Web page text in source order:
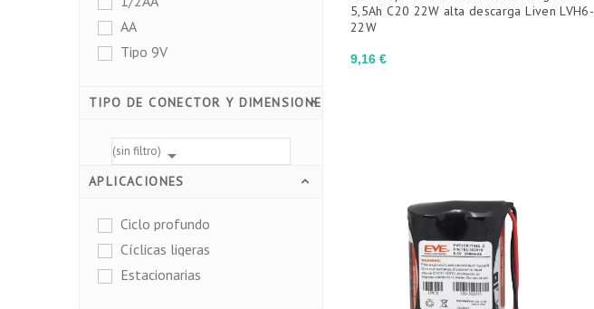
AA
Tipo 9V
TIPO DE CONECTOR Y DIMENSIONES
(sin filtro) 
APLICACIONES
Ciclo profundo
Cíclicas ligeras
Estacionarias
Precio
9,16 €
5,5Ah C20 22W alta descarga Liven LVH6-
22W